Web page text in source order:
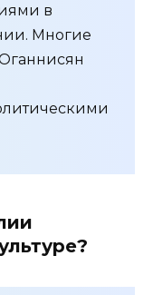
в
Многие